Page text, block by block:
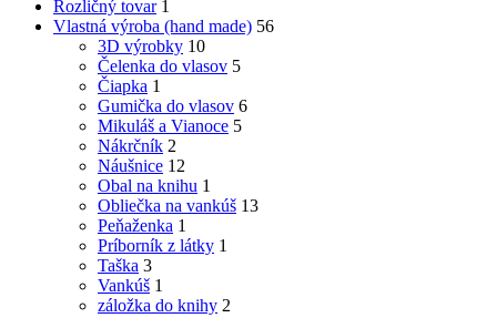
Rozličný tovar 1
Vlastná výroba (hand made) 56
3D výrobky 10
Čelenka do vlasov 5
Čiapka 1
Gumička do vlasov 6
Mikuláš a Vianoce 5
Nákrčník 2
Náušnice 12
Obal na knihu 1
Obliečka na vankúš 13
Peňaženka 1
Príborník z látky 1
Taška 3
Vankúš 1
záložka do knihy 2